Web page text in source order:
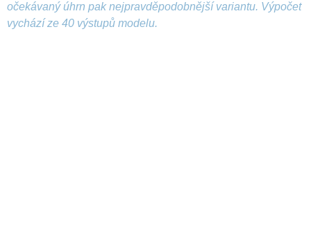
očekávaný úhrn pak nejpravděpodobnější variantu. Výpočet
vychází ze 40 výstupů modelu.